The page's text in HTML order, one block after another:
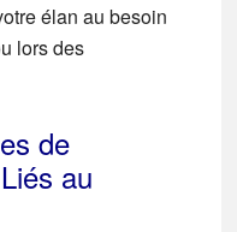
élan au besoin
lors des
de
au